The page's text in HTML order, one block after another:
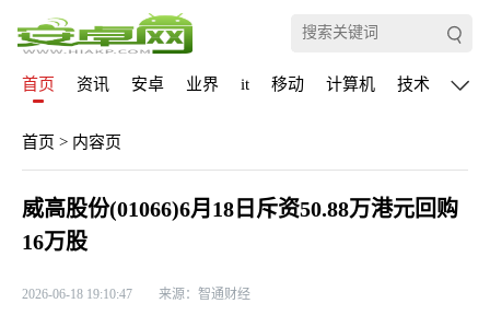
首页 资讯 安卓 业界 it 移动 计算机 技术 通信
首页 > 内容页
威高股份(01066)6月18日斥资50.88万港元回购
16万股
2026-06-18 19:10:47 来源：智通财经